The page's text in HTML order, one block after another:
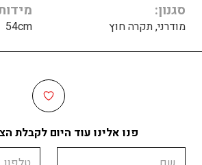
סגנון
מודרני, תקרה חוץ 54cm
פנו אלינו עוד היום לקבלת